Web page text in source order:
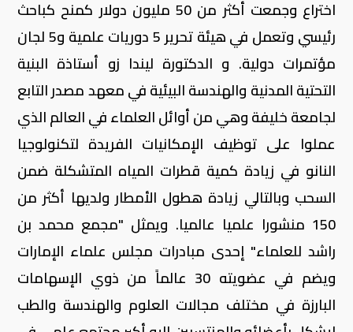
اختراع وجمعت أكثر من 50 مليون دولار كمنح كباحث
رئيسي وتعمل في هيئة تحرير 5 دوريات علمية و5 لجان
مؤتمرات دولية. و الدكتورة ليندا زو أستاذة البنية
التحتية المدنية والهندسة البيئية في معهد مصدر التابع
لجامعة خليفة وهي من أوائل العلماء في العالم الذي
عملوا على توظيف الإمكانيات الفريدة لتكنولوجيا
النانو في زيادة كمية قطرات المياه المتشكلة ضمن
السحب وبالتالي زيادة هطول الأمطار ولديها أكثر من
150 منشورا علميا عالميا. ويمثل "مجمع محمد بن
راشد للعلماء" إحدى مبادرات مجلس علماء الإمارات
ويضم في عضويته 30 عالماً من ذوي الإسهامات
البارزة في مختلف مجالات العلوم والهندسة والطب